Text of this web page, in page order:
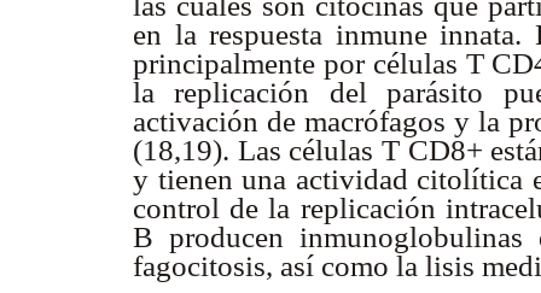
en la respuesta inmune innata.
principalmente por células T
la replicación del parásito
activación de macrófagos y la
(18,19). Las células T CD8+
y tienen una actividad citolítica
control de la replicación
B producen
fagocitosis, así como la lisis